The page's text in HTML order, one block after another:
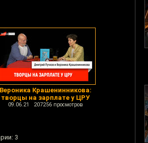
Вероника Крашенинникова:
творцы на зарплате у ЦРУ
09.06.21 207256 просмотров
3